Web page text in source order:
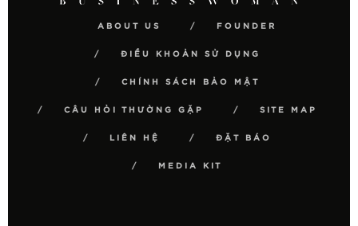
ABOUT US FOUNDER
ĐIỀU KHOẢN SỬ DỤNG
CHÍNH SÁCH BẢO MẬT
CÂU HỎI THƯỜNG GẶP SITE MAP
LIÊN HỆ ĐẶT BÁO
MEDIA KIT